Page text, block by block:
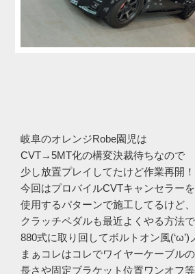
岐阜のオレンジRobe園児は
CVT→5MT化の構変決裁待ちなので
少し放置プレイしてたけど作業再開！
今回はプロバイルCVTキャンセラーを
使用するパターンで施工してるけど、
クラッチペダルも最近よくやる方法で
880式に取り回してボルトオン風(‘ω’)
まぁコレはコレでワイヤーケーブルの
長さや固定ブラケット位置ワンオフ等